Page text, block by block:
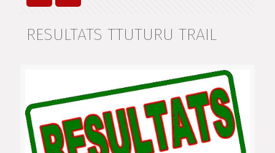
RESULTATS TTUTURU TRAIL